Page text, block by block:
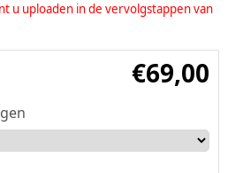
u uploaden in de vervolgstappen van
€69,00